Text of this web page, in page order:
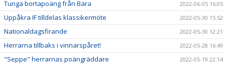
Tunga bortapoäng från Bara 2022-06-05 16:05
Uppåkra IF tilldelas klassikermöte 2022-05-30 15:52
Nationaldagsfirande 2022-05-30 12:21
Herrarna tillbaks i vinnarspåret! 2022-05-28 16:49
"Seppe" herrarnas poängräddare 2022-05-19 22:14